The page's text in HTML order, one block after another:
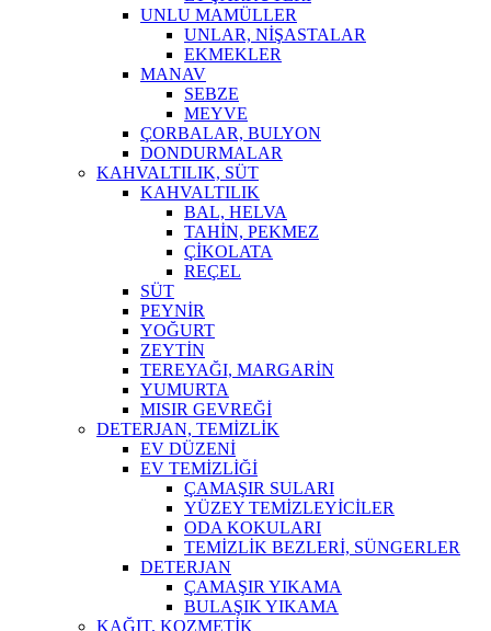
UNLU MAMÜLLER
UNLAR, NİŞASTALAR
EKMEKLER
MANAV
SEBZE
MEYVE
ÇORBALAR, BULYON
DONDURMALAR
KAHVALTILIK, SÜT
KAHVALTILIK
BAL, HELVA
TAHİN, PEKMEZ
ÇİKOLATA
REÇEL
SÜT
PEYNİR
YOĞURT
ZEYTİN
TEREYAĞI, MARGARİN
YUMURTA
MISIR GEVREĞİ
DETERJAN, TEMİZLİK
EV DÜZENİ
EV TEMİZLİĞİ
ÇAMAŞIR SULARI
YÜZEY TEMİZLEYİCİLER
ODA KOKULARI
TEMİZLİK BEZLERİ, SÜNGERLER
DETERJAN
ÇAMAŞIR YIKAMA
BULAŞIK YIKAMA
KAĞIT, KOZMETİK